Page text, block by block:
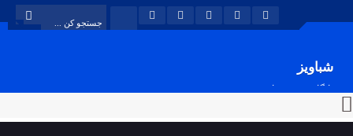
شباویز
پایگاه خبری شباویز